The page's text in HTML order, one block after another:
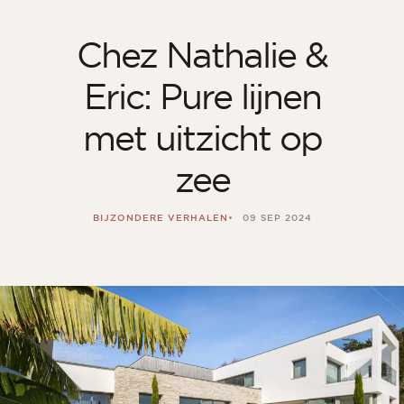
Chez Nathalie &
Eric: Pure lijnen
met uitzicht op
zee
BIJZONDERE VERHALEN 09 SEP 2024